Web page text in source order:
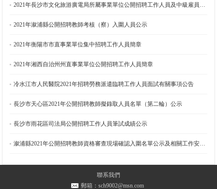
2021年長沙市公共工程建設中心公開招聘工作人員體檢公告
聯系我們
郵箱：sch9002@msn.com